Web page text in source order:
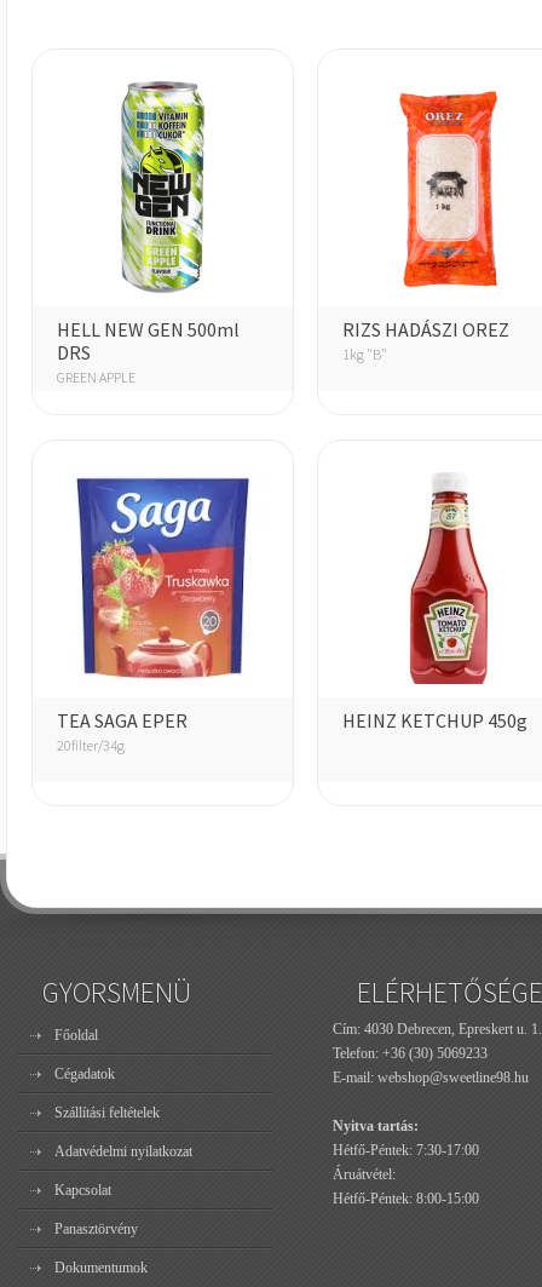
HELL NEW GEN 500ml
DRS
GREEN APPLE
RIZS HADÁSZI OREZ
1kg "B"
TEA SAGA EPER
20filter/34g
HEINZ KETCHUP 450g
GYORSMENÜ
Főoldal
Cégadatok
Szállítási feltételek
Adatvédelmi nyilatkozat
Kapcsolat
Panasztörvény
Dokumentumok
Cím: 4030 Debrecen, Epreskert u. 1.
Telefon: +36 (30) 5069233
E-mail: webshop@sweetline98.hu
Nyitva tartás:
Hétfő-Péntek: 7:30-17:00
Áruátvétel:
Hétfő-Péntek: 8:00-15:00